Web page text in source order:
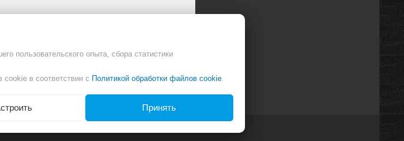
пользовательского опыта, сбора статистики
в соответствии с Политикой обработки файлов cookie.
Принять